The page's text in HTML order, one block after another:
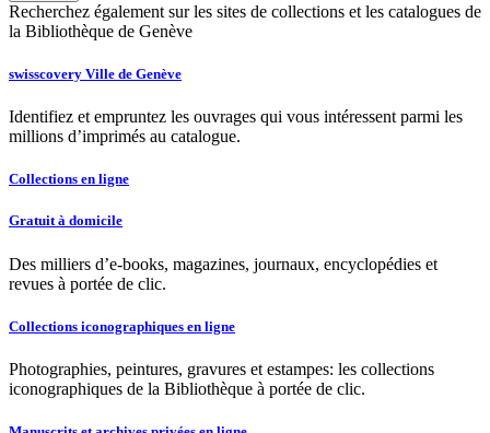
Recherchez également sur les sites de collections et les catalogues de
la Bibliothèque de Genève
swisscovery Ville de Genève
Identifiez et empruntez les ouvrages qui vous intéressent parmi les
millions d’imprimés au catalogue.
Collections en ligne
Gratuit à domicile
Des milliers d’e-books, magazines, journaux, encyclopédies et
revues à portée de clic.
Collections iconographiques en ligne
Photographies, peintures, gravures et estampes: les collections
iconographiques de la Bibliothèque à portée de clic.